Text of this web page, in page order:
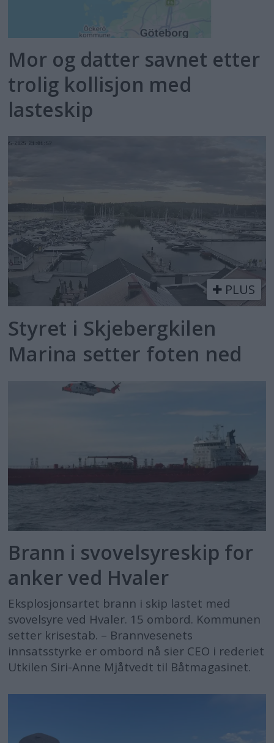
Mor og datter savnet etter
trolig kollisjon med
lasteskip
PLUS
Styret i Skjebergkilen
Marina setter foten ned
Brann i svovelsyreskip for
anker ved Hvaler
Eksplosjonsartet brann i skip lastet med
svovelsyre ved Hvaler. 15 ombord. Kommunen
setter krisestab. – Brannvesenets
innsatsstyrke er ombord nå sier CEO i rederiet
Utkilen Siri-Anne Mjåtvedt til Båtmagasinet.